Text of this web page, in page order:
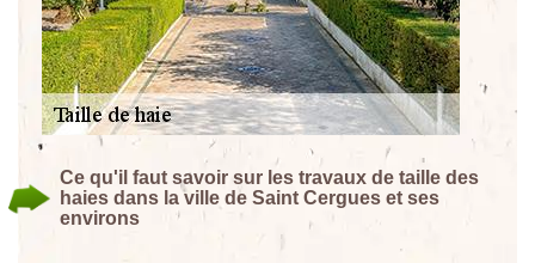
Ce qu'il faut savoir sur les travaux de taille des
haies dans la ville de Saint Cergues et ses
environs